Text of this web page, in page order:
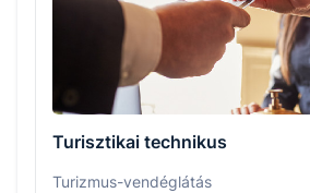
Turisztikai technikus
Turizmus-vendéglátás